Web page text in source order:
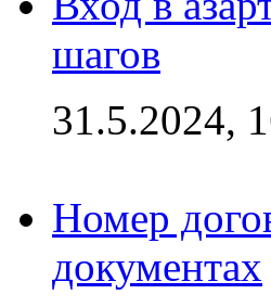
шагов
31.5.2024,
Номер
документах